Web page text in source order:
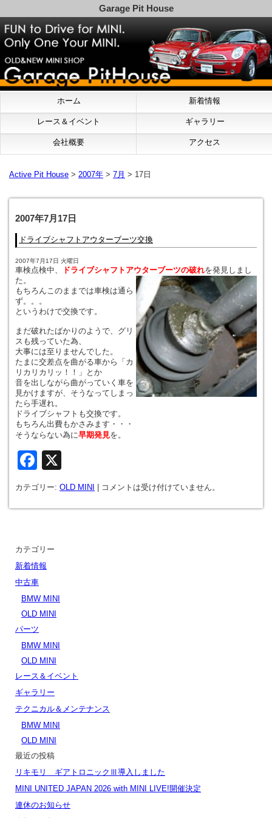
Garage Pit House
ホーム 新着情報
レース＆イベント ギャラリー
会社概要 アクセス
Active Pit House > 2007年 > 7月 > 17日
2007年7月17日
ドライブシャフトアウターブーツ交換
2007年7月17日 火曜日
車検点検中、 ドライブシャフトアウターブーツの破れを発見しまし
た。
もちろんこのままでは車検は通ら
ず。。。
というわけで交換です。
まだ破れたばかりのようで、グリ
スも残っていた為、
大事には至りませんでした。
たまに交差点を曲がる車から「カ
リカリカリッ！！」とか
音を出しながら曲がっていく車を
見かけますが、そうなってしまっ
たら手遅れ。
ドライブシャフトも交換です。
もちろん出費もかさみます・・・
そうならない為に早期発見を。
Facebook
カテゴリー: OLD MINI | コメントは受け付けていません。
カテゴリー
新着情報
中古車
BMW MINI
OLD MINI
パーツ
BMW MINI
OLD MINI
レース＆イベント
ギャラリー
テクニカル＆メンテナンス
BMW MINI
OLD MINI
最近の投稿
リキモリ ギアトロニックⅢ導入しました
MINI UNITED JAPAN 2026 with MINI LIVE!開催決定
連休のお知らせ